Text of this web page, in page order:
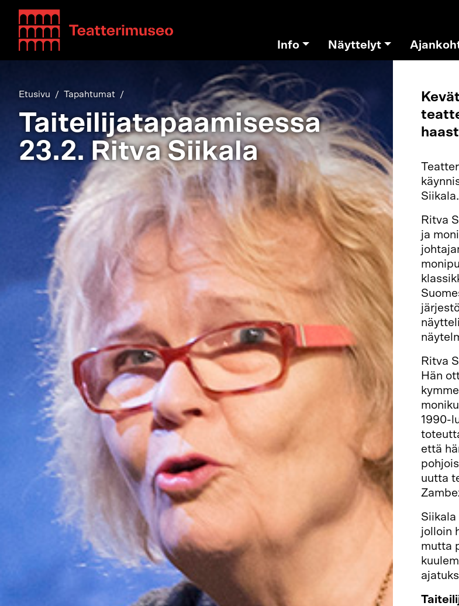
Teatterimuseo
Info Näyttelyt
Etusivu Tapahtumat
Taiteilijatapaamisessa
23.2. Ritva Siikala
Ritva
ja
Ritva
Hän
1990-
että
uutta
Siikala
jolloin
mutta